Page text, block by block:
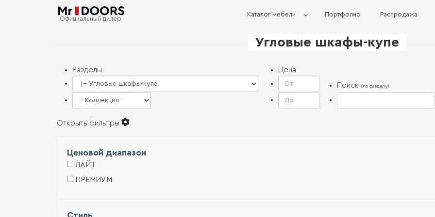
Официальный дилер
Каталог мебели Портфолио Распродажа
Угловые шкафы-купе
Разделы
Цена
Поиск (по разделу)
Открыть фильтры
Ценовой диапазон
ЛАЙТ
ПРЕМИУМ
Стиль
Наши работы